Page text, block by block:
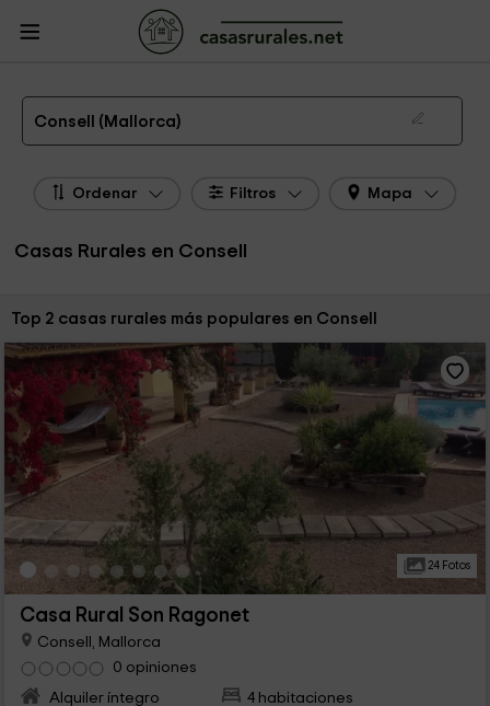
Casas Rurales
Rurales Mallorca
Casas Rurales Consell
Las 2 mejores casas rurales en Consell de 2026
Consell (Mallorca)
Ordenar Filtros Mapa
Casas Rurales en Consell
Ordenar por:
Top 2 casas rurales más populares en Consell
24 Fotos
Casa Rural Son Ragonet
Consell, Mallorca
0 opiniones
Alquiler íntegro
4 habitaciones